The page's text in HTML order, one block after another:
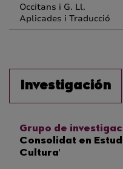
Occitans i G. Ll.
Aplicades i Traducció
Investigación
Grupo de
Consolidat en
Cultura'